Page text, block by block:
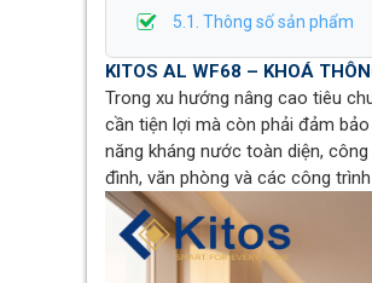
5.1. Thông số sản phẩm
KITOS AL WF68 – KHOÁ
Trong xu hướng nâng cao tiêu
cần tiện lợi mà còn phải đảm
năng kháng nước toàn diện,
đình, văn phòng và các công